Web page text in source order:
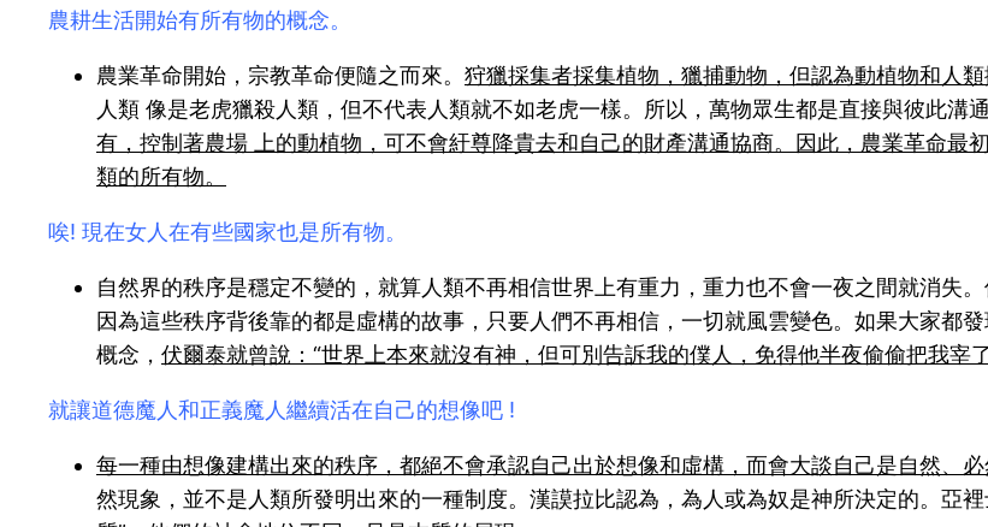
農耕生活開始有所有物的概念。
農業革命開始，宗教革命便隨之而來。 狩獵採集者採集植物，獵捕動物，但認為動植物和人類
人類 像是老虎獵殺人類，但不代表人類就不如老虎一樣。所以，萬物眾生都是直接與彼此溝
有，控制著農場 上的動植物，可不會紆尊降貴去和自己的財產溝通協商。因此，農業革命最
類的所有物。
唉! 現在女人在有些國家也是所有物。
自然界的秩序是穩定不變的，就算人類不再相信世界上有重力，重力也不會一夜之間就消失
因為這些秩序背後靠的都是虛構的故事，只要人們不再相信，一切就風雲變色。如果大家都
概念， 伏爾泰就曾說：“世界上本來就沒有神，但可別告訴我的僕人，免得他半夜偷偷把我宰了
就讓道德魔人和正義魔人繼續活在自己的想像吧 !
每一種由想像建構出來的秩序，都絕不會承認自己出於想像和虛構，而會大談自己是自然、必
然現象，並不是人類所發明出來的一種制度。漢謨拉比認為，為人或為奴是神所決定的。亞